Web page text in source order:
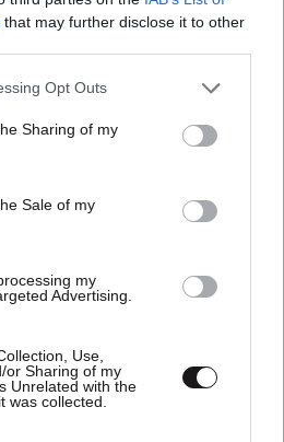
that may further disclose it to other
app uses one or more Google
behaviour. You may click to
and its third-party tags to
purposes in below Google
Opt Outs
Sharing of my
Sale of my
my
Advertising.
Use,
or Sharing of my
Unrelated with the
was collected.
«Δεν περίμενα την